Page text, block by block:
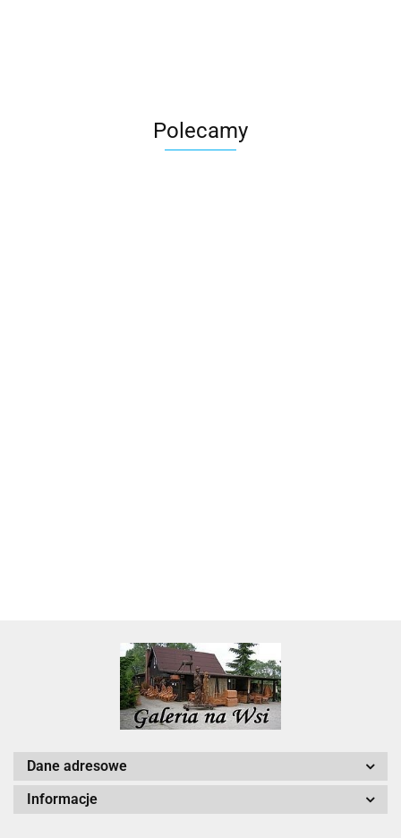
Polecamy
Dane adresowe
Informacje